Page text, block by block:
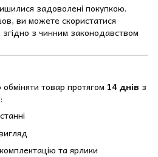
задоволені покупкою.
ви можете скористатися
з чинним законодавством
товар протягом 14 днів з
та ярлики